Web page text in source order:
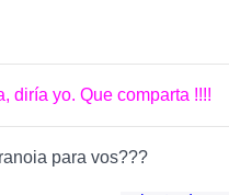
diría yo. Que comparta !!!!
para vos???